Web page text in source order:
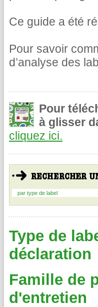
Ce guide a été
Pour savoir
d’analyse des
Pour
à glisser
cliquez ici.
par type de label
Type de
déclaration
Famille de
d'entretien